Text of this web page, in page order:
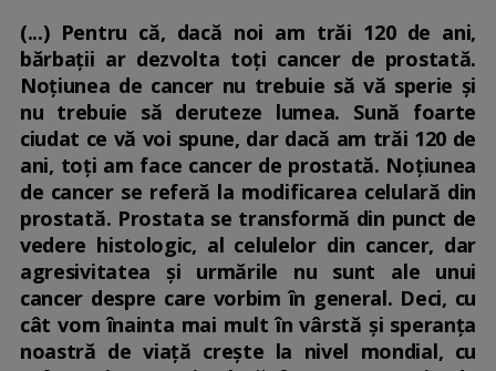
(...) Pentru că, dacă noi am trăi 120 de ani,
bărbații ar dezvolta toți cancer de prostată.
Noțiunea de cancer nu trebuie să vă sperie și
nu trebuie să deruteze lumea. Sună foarte
ciudat ce vă voi spune, dar dacă am trăi 120 de
ani, toți am face cancer de prostată. Noțiunea
de cancer se referă la modificarea celulară din
prostată. Prostata se transformă din punct de
vedere histologic, al celulelor din cancer, dar
agresivitatea și urmările nu sunt ale unui
cancer despre care vorbim în general. Deci, cu
cât vom înainta mai mult în vârstă și speranța
noastră de viață crește la nivel mondial, cu